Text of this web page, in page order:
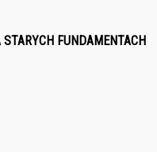
STARYCH FUNDAMENTACH